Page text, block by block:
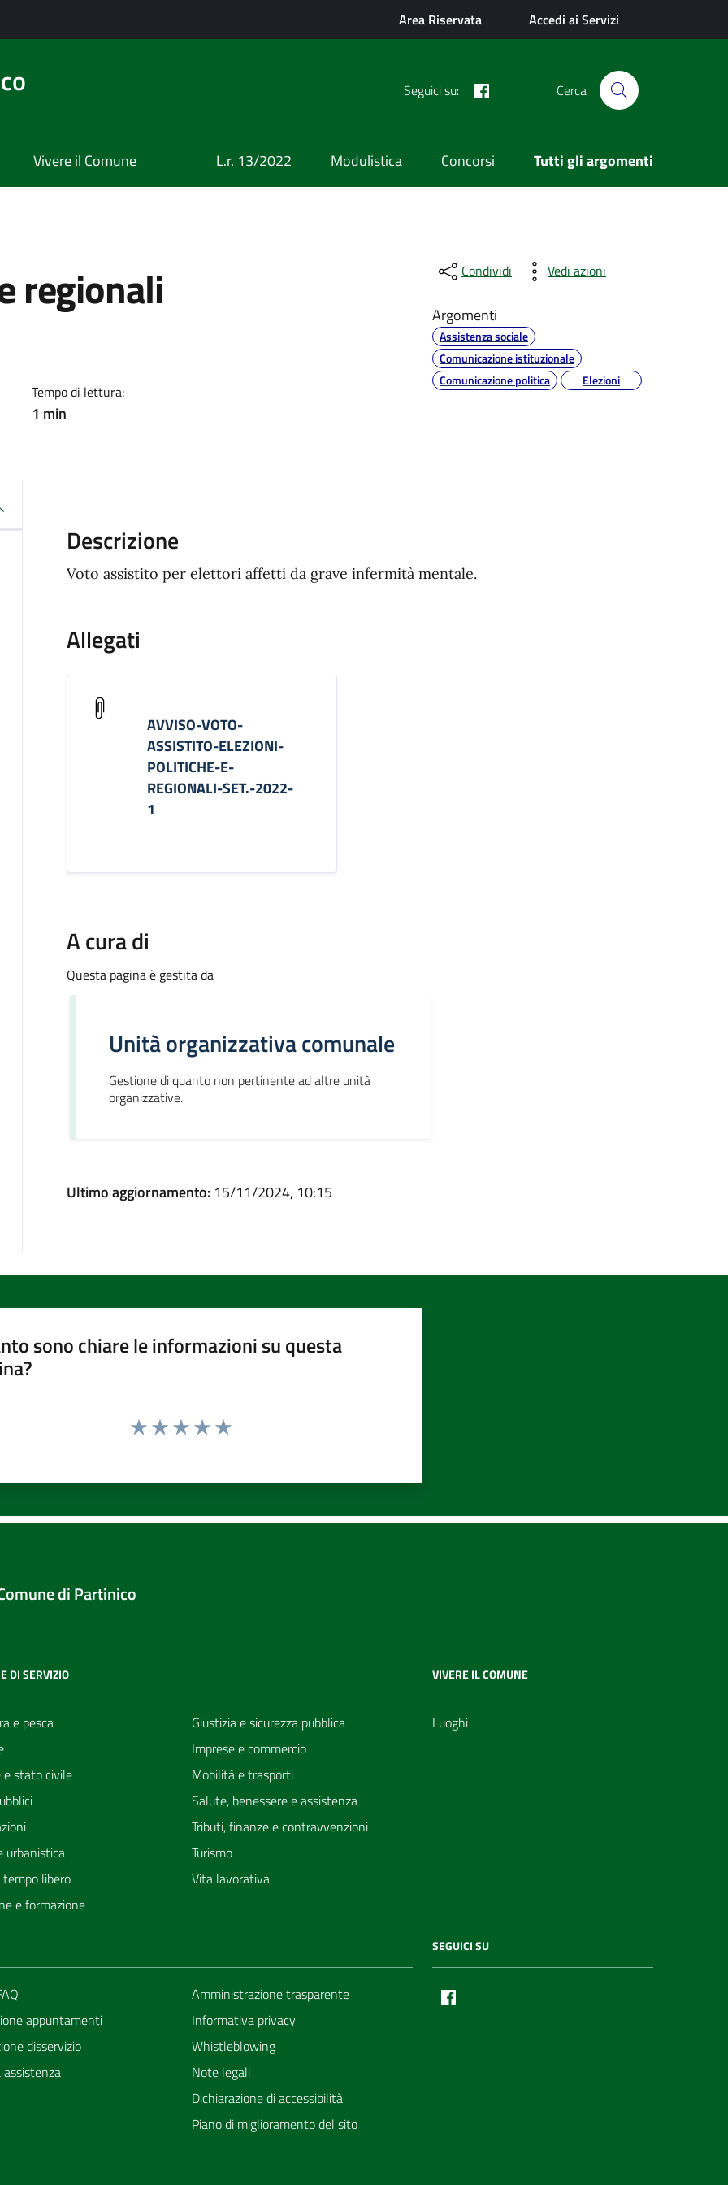
Area Riservata Accedi ai Servizi
Seguici su: Cerca
Vivere il Comune L.r. 13/2022 Modulistica Concorsi Tutti gli argomenti
regionali
Tempo di lettura:
1 min
Condividi Vedi azioni
Argomenti
Assistenza sociale
Comunicazione istituzionale
Comunicazione politica
Elezioni
Descrizione
Voto assistito per elettori affetti da grave infermità mentale.
Allegati
AVVISO-VOTO-
ASSISTITO-ELEZIONI-
POLITICHE-E-
REGIONALI-SET.-2022-
1
A cura di
Questa pagina è gestita da
Unità organizzativa comunale
Gestione di quanto non pertinente ad altre unità
organizzative.
Ultimo aggiornamento: 15/11/2024, 10:15
sono chiare le informazioni su questa
di Partinico
DI SERVIZIO
e pesca
e stato civile
urbanistica
libero
e formazione
Giustizia e sicurezza pubblica
Imprese e commercio
Mobilità e trasporti
Salute, benessere e assistenza
Tributi, finanze e contravvenzioni
Turismo
Vita lavorativa
VIVERE IL COMUNE
Luoghi
appuntamenti
disservizio
assistenza
Amministrazione trasparente
Informativa privacy
Whistleblowing
Note legali
Dichiarazione di accessibilità
Piano di miglioramento del sito
SEGUICI SU